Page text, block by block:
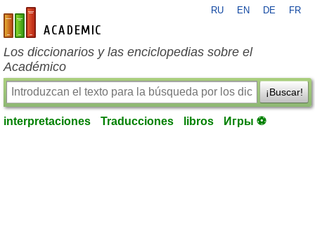
es-academic.com
RU EN DE FR
Los diccionarios y las enciclopedias sobre el
Académico
¡Buscar!
interpretaciones Traducciones libros Игры ⚽